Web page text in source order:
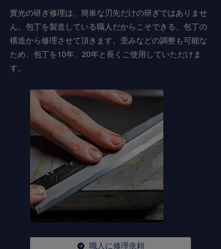
實光の研ぎ修理は、簡単な刃先だけの研ぎではありませ
ん。包丁を製造している職人だからこそできる、包丁の
構造から修理させて頂きます。歪みなどの調整も可能な
ため、包丁を10年、20年と長くご使用していただけま
す。
職人に修理依頼